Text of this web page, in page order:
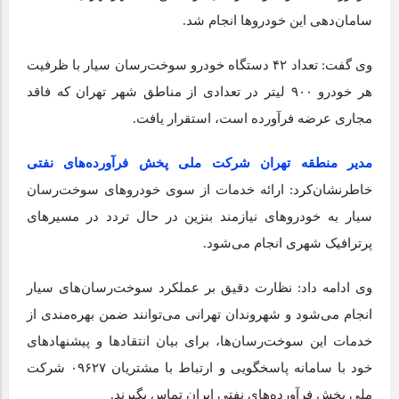
سامان‌دهی این خودروها انجام شد.
وی گفت: تعداد ۴۲ دستگاه خودرو سوخت‌رسان سیار با ظرفیت
هر خودرو ۹۰۰ لیتر در تعدادی از مناطق شهر تهران که فاقد
مجاری عرضه فرآورده است، استقرار یافت.
مدیر منطقه تهران شرکت ملی پخش فرآورده‌های نفتی
خاطرنشان‌کرد: ارائه خدمات از سوی خودروهای سوخت‌رسان
سیار به خودروهای نیازمند بنزین در حال تردد در مسیرهای
پرترافیک شهری انجام می‌شود.
وی ادامه داد: نظارت دقیق بر عملکرد سوخت‌رسان‌های سیار
انجام می‌شود و شهروندان تهرانی می‌توانند ضمن بهره‌مندی از
خدمات این سوخت‌رسان‌ها، برای بیان انتقادها و پیشنهادهای
خود با سامانه پاسخگویی و ارتباط با مشتریان ۰۹۶۲۷ شرکت
ملی پخش فرآورده‌های نفتی ایران تماس بگیرند.